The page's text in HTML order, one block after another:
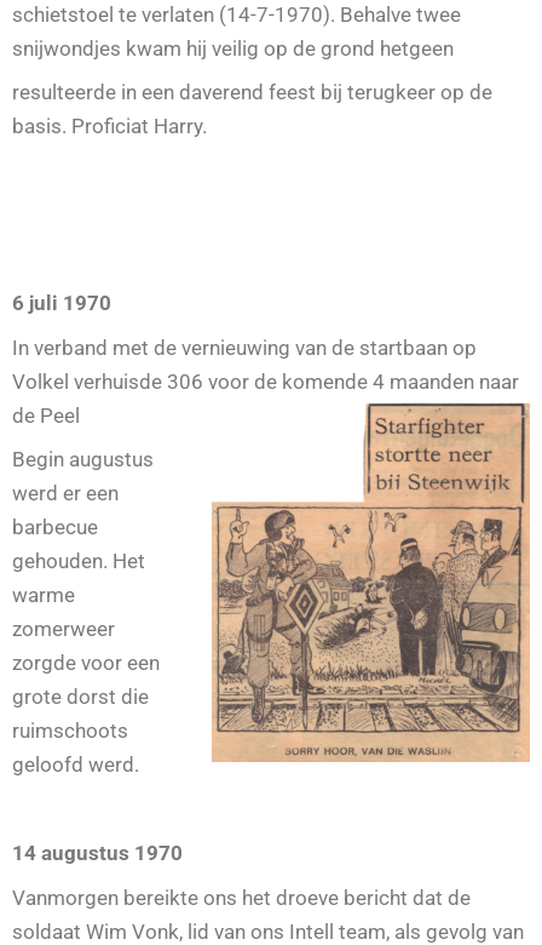
schietstoel te verlaten (14-7-1970). Behalve twee
snijwondjes kwam hij veilig op de grond hetgeen
resulteerde in een daverend feest bij terugkeer op de
basis. Proficiat Harry.
6 juli 1970
In verband met de vernieuwing van de startbaan op
Volkel verhuisde 306 voor de komende 4 maanden naar
de Peel
Begin augustus
werd er een
barbecue
gehouden. Het
warme
zomerweer
zorgde voor een
grote dorst die
ruimschoots
geloofd werd.
14 augustus 1970
Vanmorgen bereikte ons het droeve bericht dat de
soldaat Wim Vonk, lid van ons Intell team, als gevolg van